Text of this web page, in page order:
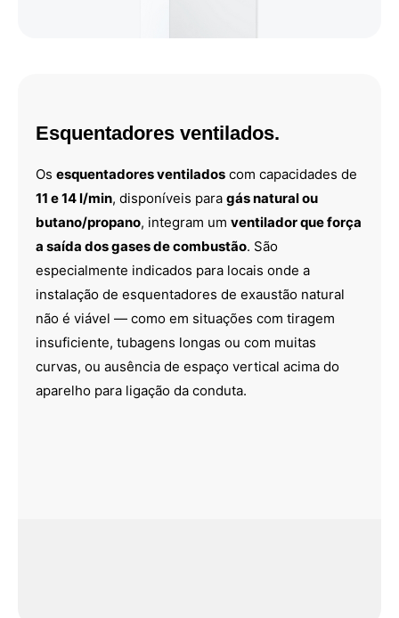
Esquentadores ventilados.
Os esquentadores ventilados com capacidades de
11 e 14 l/min, disponíveis para gás natural ou
butano/propano, integram um ventilador que força
a saída dos gases de combustão. São
especialmente indicados para locais onde a
instalação de esquentadores de exaustão natural
não é viável — como em situações com tiragem
insuficiente, tubagens longas ou com muitas
curvas, ou ausência de espaço vertical acima do
aparelho para ligação da conduta.